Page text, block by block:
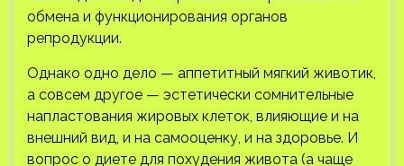
обмена и функционирования органов
репродукции.
Однако одно дело — аппетитный мягкий животик,
а совсем другое — эстетически сомнительные
напластования жировых клеток, влияющие и на
внешний вид, и на самооценку, и на здоровье. И
вопрос о диете для похудения живота (а чаще